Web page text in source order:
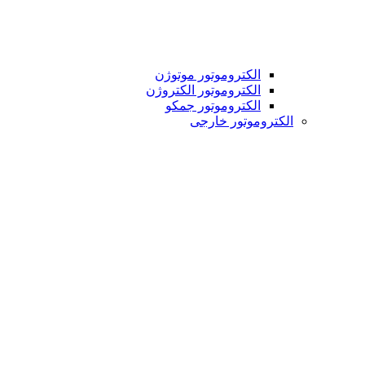
الکتروموتور موتوژن
الکتروموتور الکتروژن
الکتروموتور جمکو
الکتروموتور خارجی